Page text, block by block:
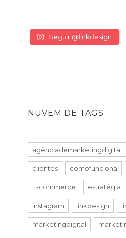
Seguir @linkdesign
NUVEM DE TAGS
agênciademarketingdigital
clientes comofunciona
E-commerce estratégia
instagram linkdesign
marketingdigital